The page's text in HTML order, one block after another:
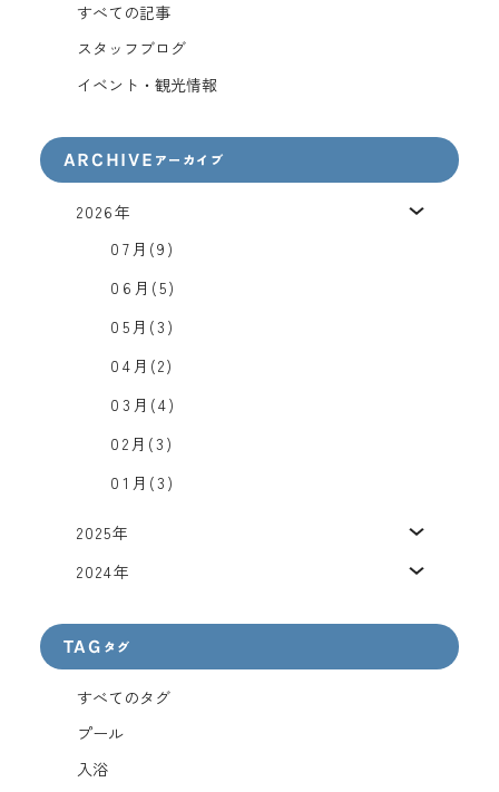
すべての記事
スタッフブログ
イベント・観光情報
ARCHIVE アーカイブ
2026年
07月(9)
06月(5)
05月(3)
04月(2)
03月(4)
02月(3)
01月(3)
2025年
2024年
TAG タグ
すべてのタグ
プール
入浴